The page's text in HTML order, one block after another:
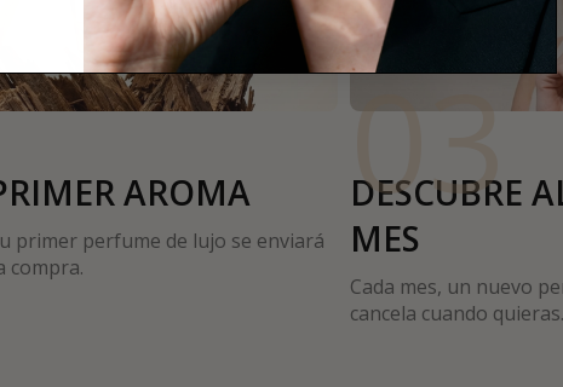
AROMA
primer perfume de lujo se enviará
compra.
03
DESCUBRE
MES
Cada mes, un nuevo
cancela cuando quieras.